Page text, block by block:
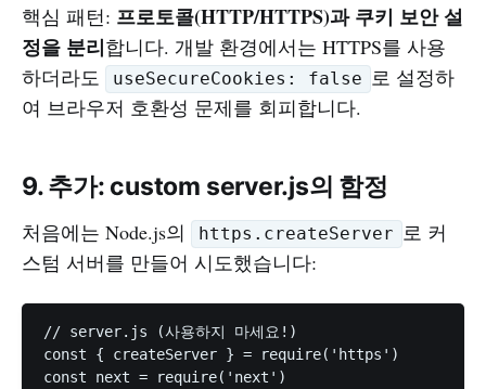
핵심 패턴: 프로토콜(HTTP/HTTPS)과 쿠키 보안 설
정을 분리합니다. 개발 환경에서는 HTTPS를 사용
하더라도
useSecureCookies: false 로 설정하
여 브라우저 호환성 문제를 회피합니다.
9. 추가: custom server.js의 함정
처음에는 Node.js의 https.createServer 로 커
스텀 서버를 만들어 시도했습니다:
// server.js (사용하지 마세요!)
const { createServer } = require('https')
const next = require('next')